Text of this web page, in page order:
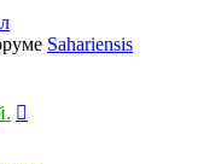
Sahariensis